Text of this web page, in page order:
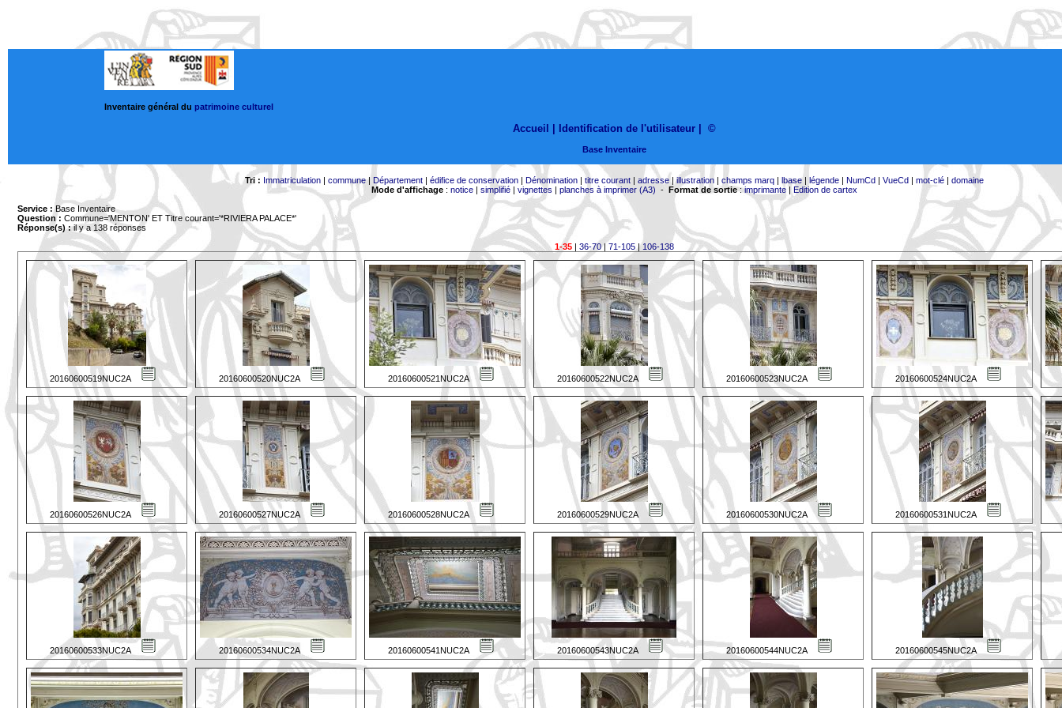
Inventaire général du patrimoine culturel
Accueil | Identification de l'utilisateur ©
Base Inventaire
Tri : Immatriculation| commune| Département| édifice de conservation| Dénomination| titre courant| adresse|illustration| champs marq| lbase| légende| NumCd| VueCd| mot-clé| domaine
Mode d'affichage: notice| simplifié| vignettes | planches à imprimer (A3) - Format de sortie:imprimante| Edition de cartex
Service : Base Inventaire
Question : Commune='MENTON' ET Titre courant='*RIVIERA PALACE*'
Réponse(s) :il y a 138 réponses
1-35| 36-70| 71-105|106-138
20160600519NUC2A 20160600520NUC2A 20160600521NUC2A 20160600522NUC2A 20160600523NUC2A 20160600524NUC2A
20160600526NUC2A 20160600527NUC2A 20160600528NUC2A 20160600529NUC2A 20160600530NUC2A 20160600531NUC2A
20160600533NUC2A 20160600534NUC2A 20160600541NUC2A 20160600543NUC2A 20160600544NUC2A 20160600545NUC2A